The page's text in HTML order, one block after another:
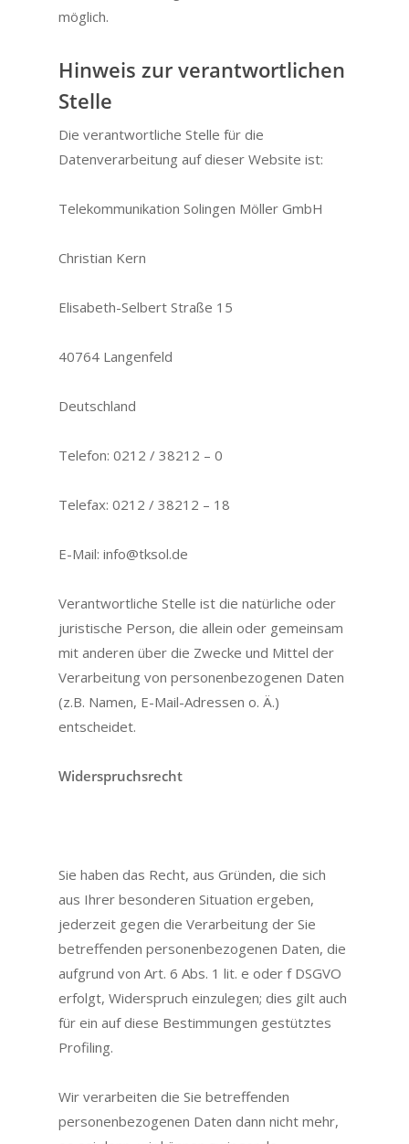
möglich.
Hinweis zur verantwortlichen
Stelle
Die verantwortliche Stelle für die
Datenverarbeitung auf dieser Website ist:
Telekommunikation Solingen Möller GmbH
Christian Kern
Elisabeth-Selbert Straße 15
40764 Langenfeld
Deutschland
Telefon: 0212 / 38212 – 0
Telefax: 0212 / 38212 – 18
E-Mail: info@tksol.de
Verantwortliche Stelle ist die natürliche oder
juristische Person, die allein oder gemeinsam
mit anderen über die Zwecke und Mittel der
Verarbeitung von personenbezogenen Daten
(z.B. Namen, E-Mail-Adressen o. Ä.)
entscheidet.
Widerspruchsrecht
Sie haben das Recht, aus Gründen, die sich
aus Ihrer besonderen Situation ergeben,
jederzeit gegen die Verarbeitung der Sie
betreffenden personenbezogenen Daten, die
aufgrund von Art. 6 Abs. 1 lit. e oder f DSGVO
erfolgt, Widerspruch einzulegen; dies gilt auch
für ein auf diese Bestimmungen gestütztes
Profiling.
Wir verarbeiten die Sie betreffenden
personenbezogenen Daten dann nicht mehr,